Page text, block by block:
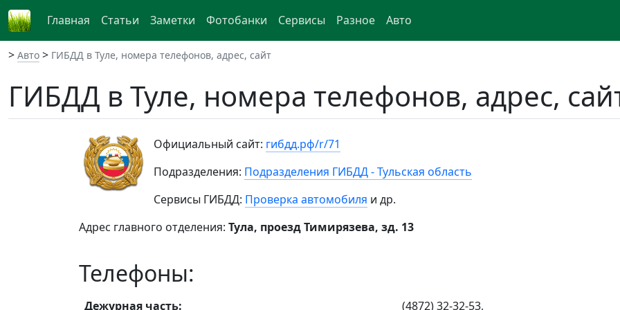
Главная Статьи Заметки Фотобанки Сервисы Разное Авто
> Авто > ГИБДД в Туле, номера телефонов, адрес, сайт
ГИБДД в Туле, номера телефонов, адрес,
Официальный сайт: гибдд.рф/r/71
Подразделения: Подразделения ГИБДД - Тульская область
Сервисы ГИБДД: Проверка автомобиля и др.
Адрес главного отделения: Тула, проезд Тимирязева, зд. 13
Телефоны:
Дежурная часть: (4872) 32-32-53,